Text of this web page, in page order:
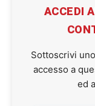
ACCEDI
Sottoscrivi
accesso a
ed